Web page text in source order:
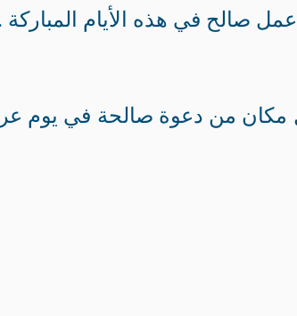
صالح في هذه الأيام المباركة
مكان من دعوة صالحة في يوم